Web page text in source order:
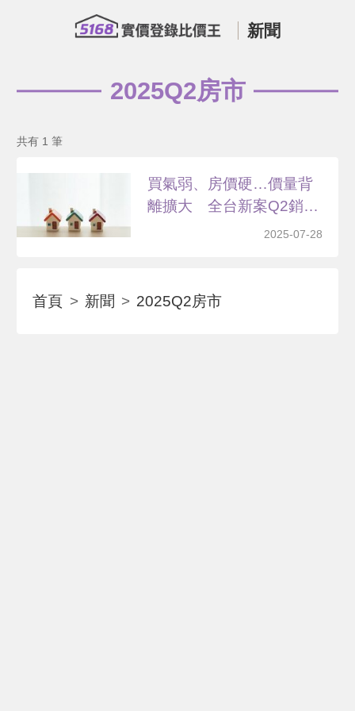
新聞
2025Q2房市
共有 1 筆
買氣弱、房價硬…價量背
離擴大 全台新案Q2銷
2025-07-28
首頁 新聞 2025Q2房市